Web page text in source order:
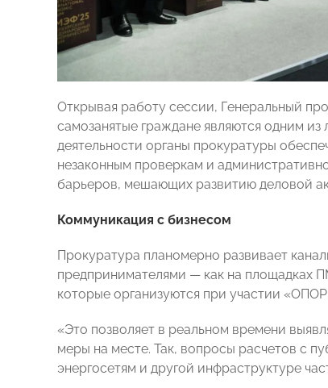
Открывая работу сессии, Генеральный
самозанятые граждане являются одним
деятельности органы прокуратуры
незаконным проверкам и
барьеров, мешающих развитию деловой
Коммуникация с бизнесом
Прокуратура планомерно развивает
предпринимателями — как на площадках
которые организуются при участии
«Это позволяет в реальном времени
меры на месте. Так, вопросы расчетов с
энергосетям и другой инфраструктуре